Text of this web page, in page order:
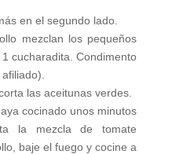
en el segundo lado.
mezclan los pequeños
cucharadita. Condimento
las aceitunas verdes.
cocinado unos minutos
la mezcla de tomate
baje el fuego y cocine a